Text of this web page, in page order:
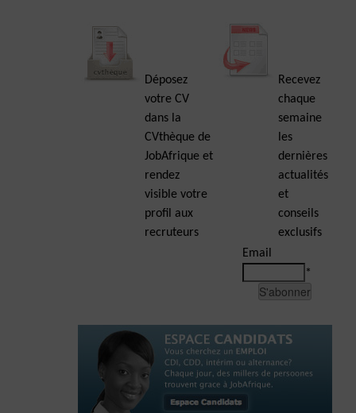
Déposez
votre CV
dans la
CVthèque de
JobAfrique et
rendez
visible votre
profil aux
recruteurs
Recevez
chaque
semaine
les
dernières
actualités
et
conseils
exclusifs
Email
*